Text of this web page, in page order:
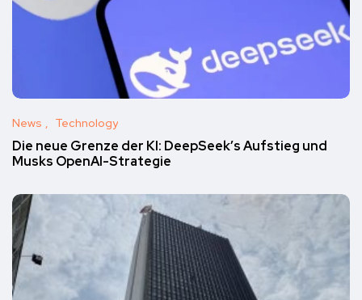
News Technology
Die neue Grenze der KI: DeepSeek’s Aufstieg und
Musks OpenAI-Strategie